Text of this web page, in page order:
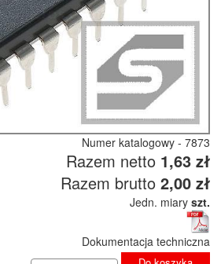
Numer katalogowy - 7873
Razem netto 1,63 zł
Razem brutto 2,00 zł
Jedn. miary szt.
Dokumentacja techniczna